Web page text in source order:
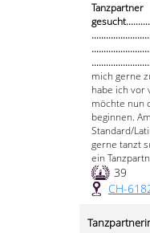
Tanzpartner
mich gerne
habe ich vor
möchte nun
beginnen.
Standard/
gerne tanzt
ein
39
CH-